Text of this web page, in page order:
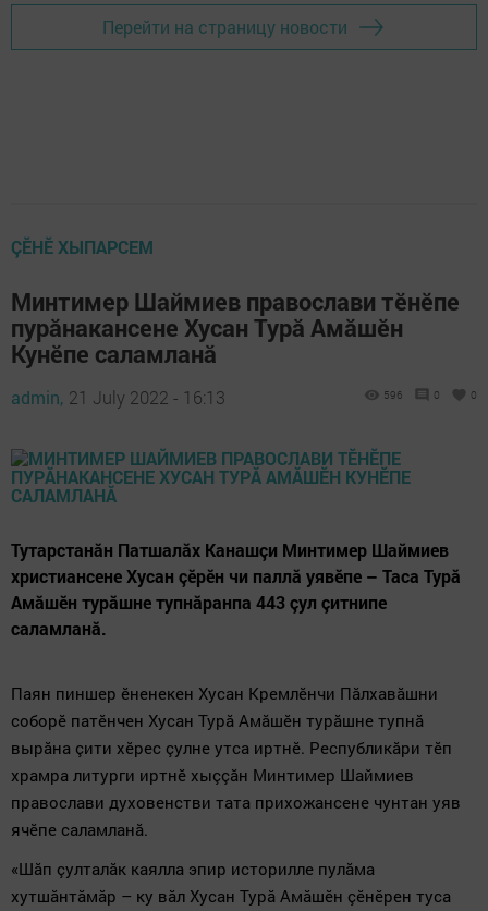
Перейти на страницу новости
ÇӖНӖ ХЫПАРСЕМ
Минтимер Шаймиев православи тӗнӗпе
пурăнакансене Хусан Турă Амăшӗн
Кунӗпе саламланă
admin, 21 July 2022 - 16:13 596 0 0
Тутарстанăн Патшалăх Канашçи Минтимер Шаймиев
христиансене Хусан çӗрӗн чи паллă уявӗпе – Таса Турă
Амăшӗн турăшне тупнăранпа 443 çул çитнипе
саламланă.
Паян пиншер ӗненекен Хусан Кремлӗнчи Пăлхавăшни
соборӗ патӗнчен Хусан Турă Амăшӗн турăшне тупнă
вырăна çити хӗрес çулне утса иртнӗ. Республикăри тӗп
храмра литурги иртнӗ хыççăн Минтимер Шаймиев
православи духовенстви тата прихожансене чунтан уяв
ячӗпе саламланă.
«Шăп çулталăк каялла эпир историлле пулăма
хутшăнтăмăр – ку вăл Хусан Турă Амăшӗн çӗнӗрен туса